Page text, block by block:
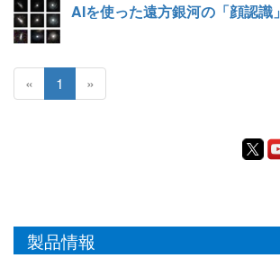
AIを使った遠方銀河の「顔認識」
« 1 »
製品情報